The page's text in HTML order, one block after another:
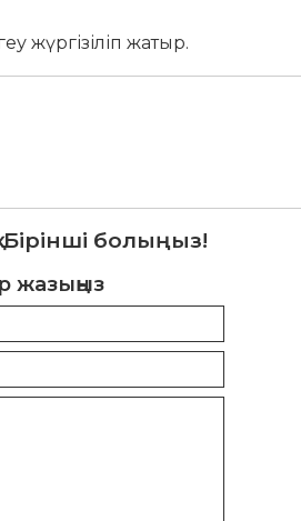
жүргізіліп жатыр.
Бірінші болыңыз!
жазыңыз